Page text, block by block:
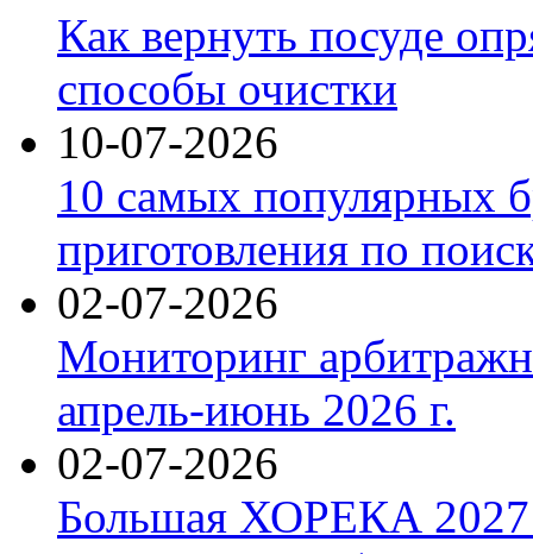
Как вернуть посуде
способы очистки
10-07-2026
10 самых популярных
приготовления по
02-07-2026
Мониторинг
апрель-июнь 2026 г.
02-07-2026
Большая ХОРЕКА 2027: